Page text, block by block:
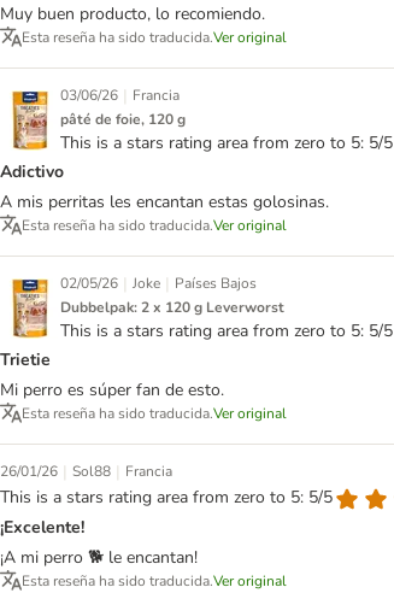
Muy buen producto, lo recomiendo.
Esta reseña ha sido traducida.Ver original
03/06/26 | Francia
pâté de foie, 120 g
This is a stars rating area from zero to 5: 5/5
Adictivo
A mis perritas les encantan estas golosinas.
Esta reseña ha sido traducida.Ver original
02/05/26 | Joke | Países Bajos
Dubbelpak: 2 x 120 g Leverworst
This is a stars rating area from zero to 5: 5/5
Trietie
Mi perro es súper fan de esto.
Esta reseña ha sido traducida.Ver original
26/01/26 | Sol88 | Francia
This is a stars rating area from zero to 5: 5/5
¡Excelente!
¡A mi perro 🐕 le encantan!
Esta reseña ha sido traducida.Ver original